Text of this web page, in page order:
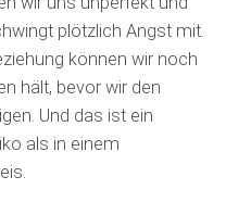
plötzlich Angst mit.
können wir noch
hält, bevor wir den
Und das ist ein
als in einem